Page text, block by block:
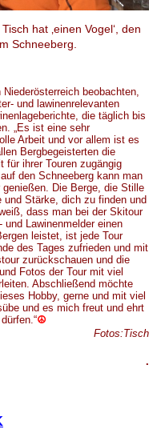
hat ‚einen Vogel‘, den
Schneeberg.
Niederösterreich beobachten,
und lawinenrelevanten
die täglich bis
n. „Es ist eine sehr
Arbeit und vor allem ist es
n Bergbegeisterten die
für i hrer Touren zugängig
den Schneeberg kann man
Die Berge, die Stille
und Stärke, dich zu finden und
dass man bei der Skitour
und Lawinenmelder einen
leistet, ist jede Tour
des Tages zufrieden und mit
zurückschauen und die
Fotos der Tour mit viel
Abschließend möchte
Hobby, gerne und mit viel
und es mich freut und ehrt
☮
Fotos:Tisch
.